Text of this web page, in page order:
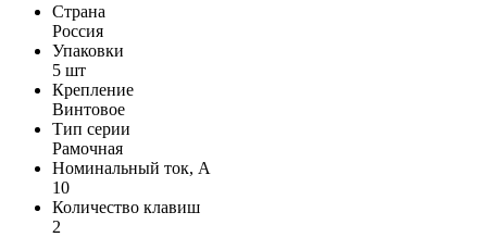
Страна
Россия
Упаковки
5 шт
Крепление
Винтовое
Тип серии
Рамочная
Номинальный ток, А
10
Количество клавиш
2